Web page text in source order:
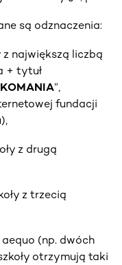
są odznaczenia:
z największą liczbą
+ tytuł
”,
fundacji
z drugą
z trzecią
(np. dwóch
otrzymują taki